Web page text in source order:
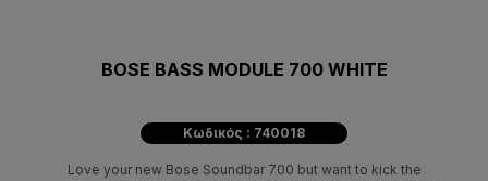
BOSE BASS MODULE 700 WHITE
Κωδικός : 740018
Love your new Bose Soundbar 700 but want to kick the